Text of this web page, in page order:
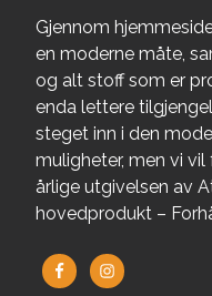
Gjennom
en moderne måte,
og alt stoff som er
enda lettere
steget inn i den
muligheter, men vi
årlige utgivelsen av
hovedprodukt –